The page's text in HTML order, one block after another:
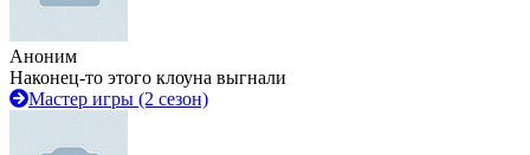
Аноним
Наконец-то этого клоуна выгнали
Мастер игры (2 сезон)